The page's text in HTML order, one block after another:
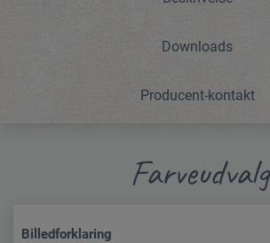
Downloads
Producent-kontakt
Farveudvalg
Billedforklaring